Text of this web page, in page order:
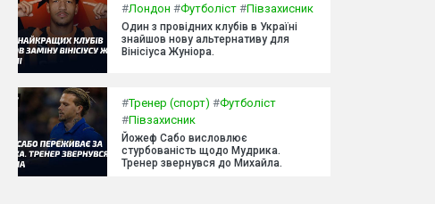
#Лондон #Футболіст #Півзахисник
Один з провідних клубів в Україні
знайшов нову альтернативу для
Вінісіуса Жуніора.
#Тренер (спорт) #Футболіст
#Півзахисник
Йожеф Сабо висловлює
стурбованість щодо Мудрика.
Тренер звернувся до Михайла.